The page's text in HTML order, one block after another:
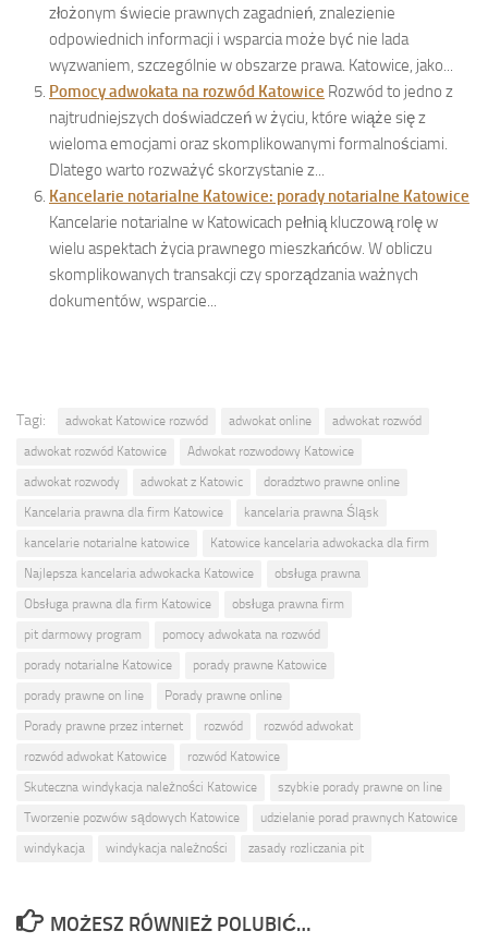
złożonym świecie prawnych zagadnień, znalezienie
odpowiednich informacji i wsparcia może być nie lada
wyzwaniem, szczególnie w obszarze prawa. Katowice, jako...
Pomocy adwokata na rozwód Katowice Rozwód to jedno z
najtrudniejszych doświadczeń w życiu, które wiąże się z
wieloma emocjami oraz skomplikowanymi formalnościami.
Dlatego warto rozważyć skorzystanie z...
Kancelarie notarialne Katowice: porady notarialne Katowice
Kancelarie notarialne w Katowicach pełnią kluczową rolę w
wielu aspektach życia prawnego mieszkańców. W obliczu
skomplikowanych transakcji czy sporządzania ważnych
dokumentów, wsparcie...
Tagi: adwokat Katowice rozwód adwokat online
adwokat rozwód
adwokat rozwód Katowice
Adwokat rozwodowy Katowice
adwokat rozwody
adwokat z Katowic
doradztwo prawne online
Kancelaria prawna dla firm Katowice
kancelaria prawna Śląsk
kancelarie notarialne katowice
Katowice kancelaria adwokacka dla firm
Najlepsza kancelaria adwokacka Katowice
obsługa prawna
Obsługa prawna dla firm Katowice
obsługa prawna firm
pit darmowy program
pomocy adwokata na rozwód
porady notarialne Katowice
porady prawne Katowice
porady prawne on line
Porady prawne online
Porady prawne przez internet
rozwód
rozwód adwokat
rozwód adwokat Katowice
rozwód Katowice
Skuteczna windykacja należności Katowice
szybkie porady prawne on line
Tworzenie pozwów sądowych Katowice
udzielanie porad prawnych Katowice
windykacja
windykacja należności zasady rozliczania pit
MOŻESZ RÓWNIEŻ POLUBIĆ…